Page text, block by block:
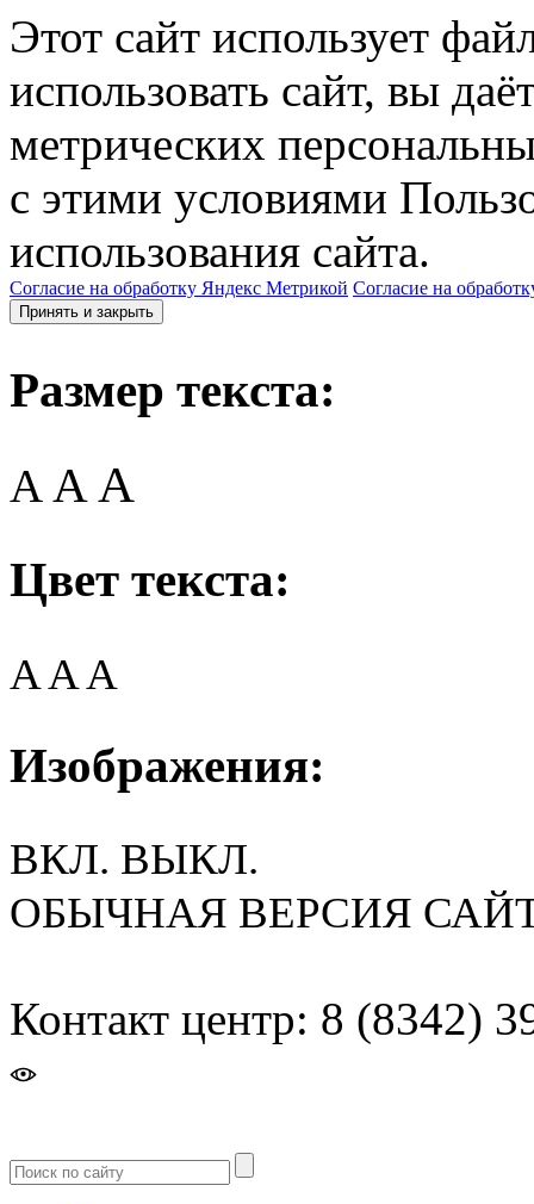
Этот сайт использует
использовать сайт, вы
метрических
с этими условиями
использования сайта.
Согласие на обработку Яндекс Метрикой Согласие на
Принять и закрыть
Размер текста:
A AA
Цвет текста:
AAA
Изображения:
ВКЛ. ВЫКЛ.
ОБЫЧНАЯ ВЕРСИЯ
Контакт центр: 8 (8342)